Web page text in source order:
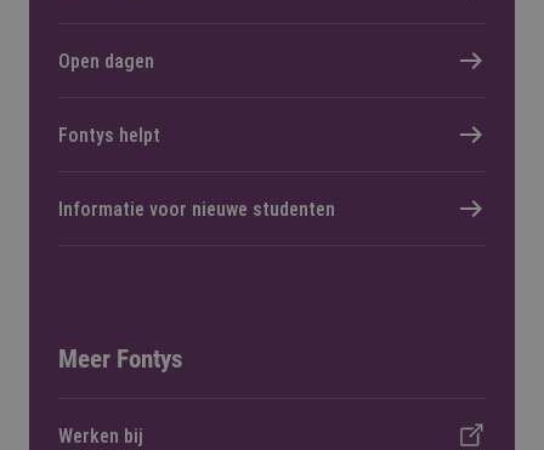
Open dagen
Fontys helpt
Informatie voor nieuwe studenten
Meer Fontys
Werken bij